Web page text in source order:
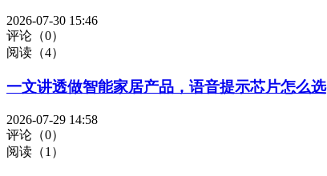
2026-07-30 15:46
评论（0）
阅读（4）
一文讲透做智能家居产品，语音提示芯片怎么选
2026-07-29 14:58
评论（0）
阅读（1）